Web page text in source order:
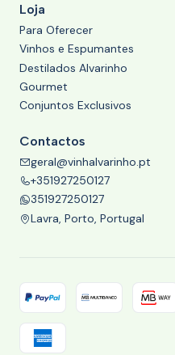
Loja
Para Oferecer
Vinhos e Espumantes
Destilados Alvarinho
Gourmet
Conjuntos Exclusivos
Contactos
geral@vinhalvarinho.pt
+351927250127
351927250127
Lavra, Porto, Portugal